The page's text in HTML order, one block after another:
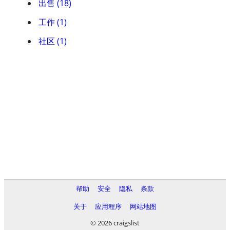
出售 (18)
工作 (1)
社区 (1)
帮助 安全 隐私
条款
关于
应用程序
网站地图
© 2026 craigslist